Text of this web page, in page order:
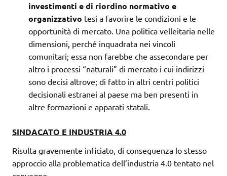
investimenti e di riordino normativo e
organizzativo tesi a favorire le condizioni e le
opportunità di mercato. Una politica velleitaria nelle
dimensioni, perché inquadrata nei vincoli
comunitari; essa non farebbe che assecondare per
altro i processi “naturali” di mercato i cui indirizzi
sono decisi altrove; di fatto in altri centri politici
decisionali estranei al paese ma ben presenti in
altre formazioni e apparati statali.
SINDACATO E INDUSTRIA 4.0
Risulta gravemente inficiato, di conseguenza lo stesso
approccio alla problematica dell’industria 4.0 tentato nel